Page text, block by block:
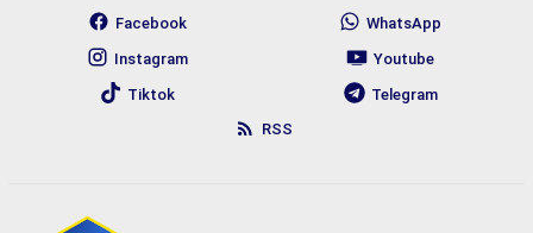
Facebook
WhatsApp
Instagram
Youtube
Tiktok
Telegram
RSS